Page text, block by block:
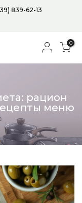
839-62-13
0
рацион
меню